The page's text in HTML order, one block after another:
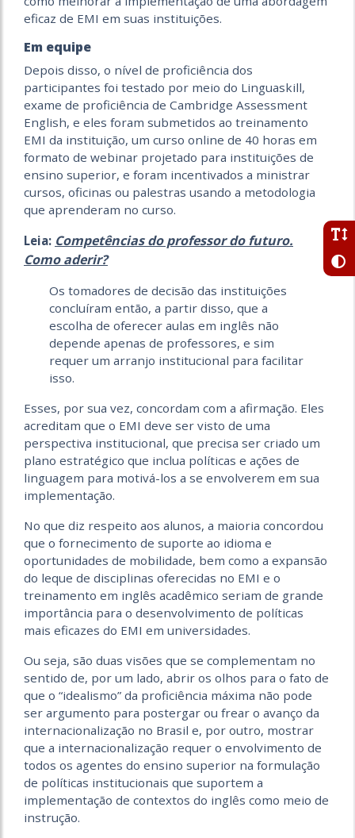
eficaz de EMI em suas instituições.
Em equipe
Depois disso, o nível de proficiência dos
participantes foi testado por meio do Linguaskill,
exame de proficiência de Cambridge Assessment
English, e eles foram submetidos ao treinamento
EMI da instituição, um curso online de 40 horas em
formato de webinar projetado para instituições de
ensino superior, e foram incentivados a ministrar
cursos, oficinas ou palestras usando a metodologia
que aprenderam no curso.
Leia: Competências do professor do futuro.
Como aderir?
Os tomadores de decisão das instituições
concluíram então, a partir disso, que a
escolha de oferecer aulas em inglês não
depende apenas de professores, e sim
requer um arranjo institucional para facilitar
isso.
Esses, por sua vez, concordam com a afirmação. Eles
acreditam que o EMI deve ser visto de uma
perspectiva institucional, que precisa ser criado um
plano estratégico que inclua políticas e ações de
linguagem para motivá-los a se envolverem em sua
implementação.
No que diz respeito aos alunos, a maioria concordou
que o fornecimento de suporte ao idioma e
oportunidades de mobilidade, bem como a expansão
do leque de disciplinas oferecidas no EMI e o
treinamento em inglês acadêmico seriam de grande
importância para o desenvolvimento de políticas
mais eficazes do EMI em universidades.
Ou seja, são duas visões que se complementam no
sentido de, por um lado, abrir os olhos para o fato de
que o “idealismo” da proficiência máxima não pode
ser argumento para postergar ou frear o avanço da
internacionalização no Brasil e, por outro, mostrar
que a internacionalização requer o envolvimento de
todos os agentes do ensino superior na formulação
de políticas institucionais que suportem a
implementação de contextos do inglês como meio de
instrução.